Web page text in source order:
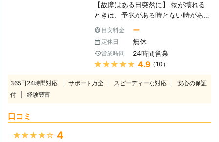
して、快適に利用できるように弊社が
お手伝いさせていただきます。
の動きが悪い」 「電源が入らないと
きがある」 「パソコンを落として破
損した」 こんなときは、まずはパソ
コン診断をご利用ください！当店は栃
木県大田原市でパソコン修理を承って
います。「どこが悪いのかわらない」
「とりあえず見て欲しい」とき、パソ
コン診断11,000円（税込）で承って
んでる方も遠隔でサポート インター
【故障はある日突然に】 物が壊れる
ときは、予兆がある時とない時があり
が付きにくいものといえるかもしれま
せん。パソコンのトラブルというの
は、色々なパーツで構成されたパソコ
ンの、どこか一つでも壊れれば起こり
たとしてもその原因を突き止めるには
目安料金 ー
定休日 無休
営業時間 24時間営業
★★★★★ 4.9 （10）
365日24時間対応 サポート万全 スピーディーな対応
安心の保証
付
経験豊富
口コミ
★★★★★ 4